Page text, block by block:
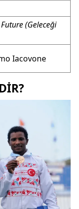
(Geleceği
Iacovone